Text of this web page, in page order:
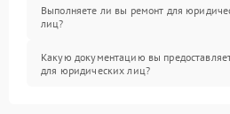
Выполняете ли вы ремонт для
лиц?
Какую документацию вы
для юридических лиц?